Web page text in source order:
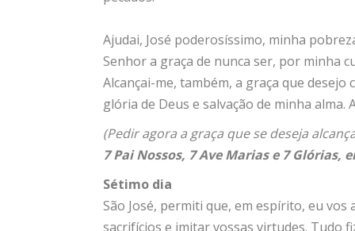
Ajudai, José poderosíssimo, minha
Senhor a graça de nunca ser, por minha
Alcançai-me, também, a graça que
glória de Deus e salvação de minha alma.
(Pedir agora a graça que se deseja
7 Pai Nossos, 7 Ave Marias e 7
Sétimo dia
São José, permiti que, em espírito, eu
sacrifícios e imitar vossas virtudes. Tudo